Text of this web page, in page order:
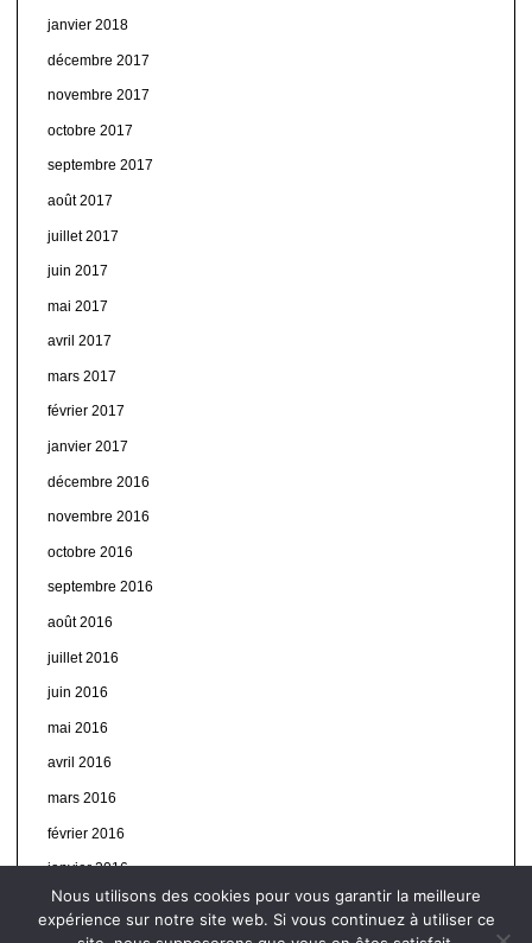
janvier 2018
décembre 2017
novembre 2017
octobre 2017
septembre 2017
août 2017
juillet 2017
juin 2017
mai 2017
avril 2017
mars 2017
février 2017
janvier 2017
décembre 2016
novembre 2016
octobre 2016
septembre 2016
août 2016
juillet 2016
juin 2016
mai 2016
avril 2016
mars 2016
février 2016
janvier 2016
Nous utilisons des cookies pour vous garantir la meilleure
expérience sur notre site web. Si vous continuez à utiliser ce